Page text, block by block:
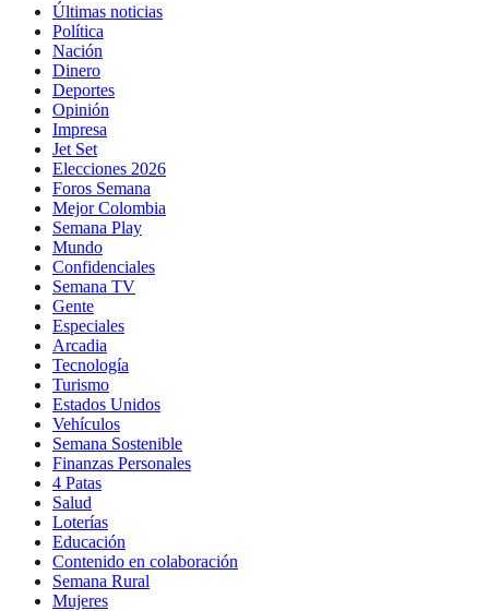
Últimas noticias
Política
Nación
Dinero
Deportes
Opinión
Impresa
Jet Set
Elecciones 2026
Foros Semana
Mejor Colombia
Semana Play
Mundo
Confidenciales
Semana TV
Gente
Especiales
Arcadia
Tecnología
Turismo
Estados Unidos
Vehículos
Semana Sostenible
Finanzas Personales
4 Patas
Salud
Loterías
Educación
Contenido en colaboración
Semana Rural
Mujeres